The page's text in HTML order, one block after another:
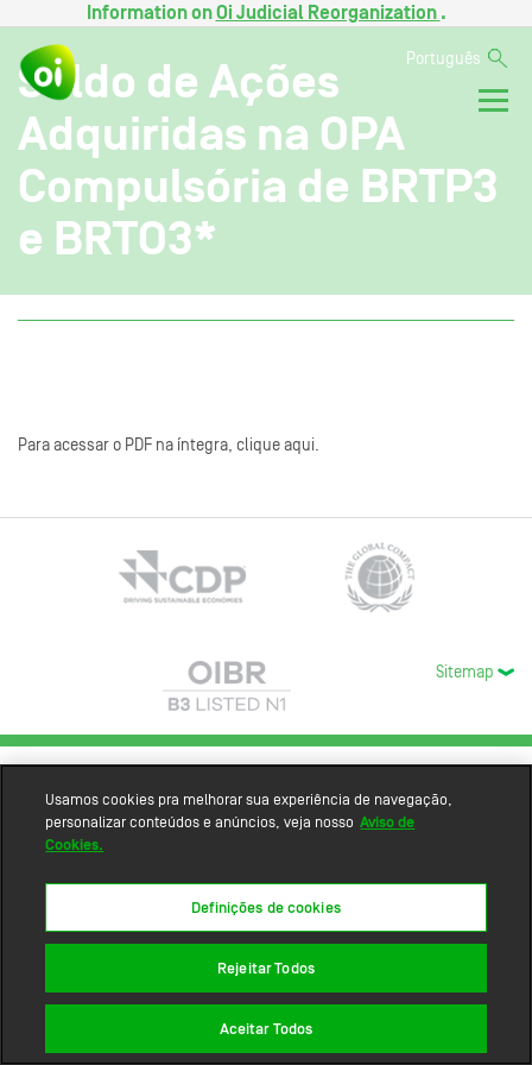
Information onOi Judicial Reorganization .
Português
Saldo de Ações
Adquiridas na OPA
Compulsória de BRTP3
e BRTO3*
Para acessar o PDF na íntegra, clique aqui.
Sitemap
Usamos cookies pra melhorar sua experiência de navegação,
personalizar conteúdos e anúncios, veja nosso Aviso de
Cookies.
Definições de cookies
Rejeitar Todos
Aceitar Todos